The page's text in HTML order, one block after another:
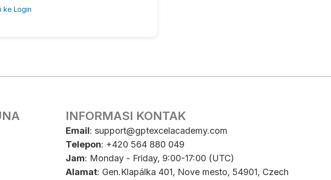
ke Login
INFORMASI KONTAK
Email: support@gptexcelacademy.com
Telepon: +420 564 880 049
Jam: Monday - Friday, 9:00-17:00 (UTC)
Alamat: Gen.Klapálka 401, Nove mesto, 54901, Czech